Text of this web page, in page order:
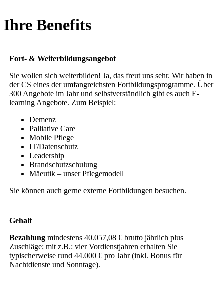
Ihre Benefits
Fort- & Weiterbildungsangebot
Sie wollen sich weiterbilden! Ja, das freut uns sehr. Wir haben in
der CS eines der umfangreichsten Fortbildungsprogramme. Über
300 Angebote im Jahr und selbstverständlich gibt es auch E-
learning Angebote. Zum Beispiel:
Demenz
Palliative Care
Mobile Pflege
IT/Datenschutz
Leadership
Brandschutzschulung
Mäeutik – unser Pflegemodell
Sie können auch gerne externe Fortbildungen besuchen.
Gehalt
Bezahlung mindestens 40.057,08 € brutto jährlich plus
Zuschläge; mit z.B.: vier Vordienstjahren erhalten Sie
typischerweise rund 44.000 € pro Jahr (inkl. Bonus für
Nachtdienste und Sonntage).